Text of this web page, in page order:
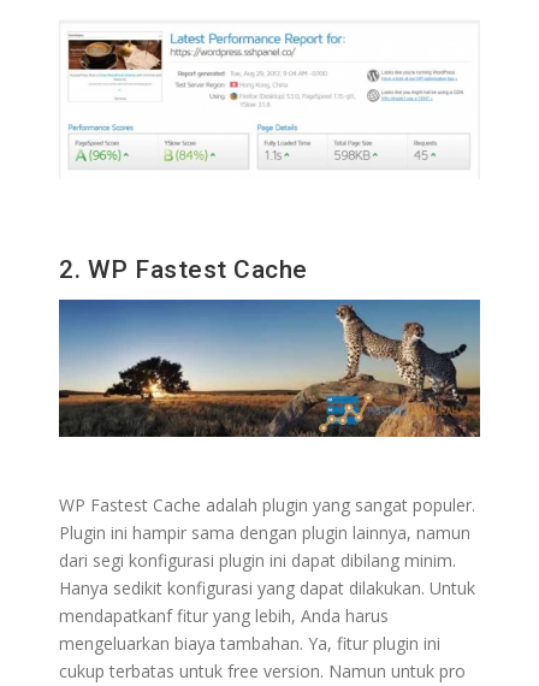
2. WP Fastest Cache
WP Fastest Cache adalah plugin yang sangat populer.
Plugin ini hampir sama dengan plugin lainnya, namun
dari segi konfigurasi plugin ini dapat dibilang minim.
Hanya sedikit konfigurasi yang dapat dilakukan. Untuk
mendapatkanf fitur yang lebih, Anda harus
mengeluarkan biaya tambahan. Ya, fitur plugin ini
cukup terbatas untuk free version. Namun untuk pro